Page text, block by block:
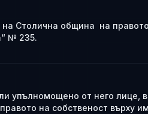
Столична община на
№ 235.
упълномощено от него лице,
на собственост върху